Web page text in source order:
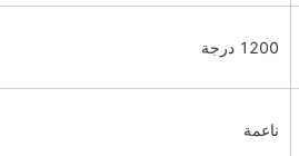
1200 درجة
ناعمة